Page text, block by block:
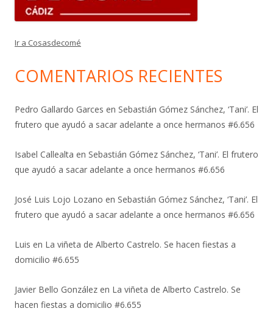
Ir a Cosasdecomé
COMENTARIOS RECIENTES
Pedro Gallardo Garces en Sebastián Gómez Sánchez, ‘Tani’. El
frutero que ayudó a sacar adelante a once hermanos #6.656
Isabel Callealta en Sebastián Gómez Sánchez, ‘Tani’. El frutero
que ayudó a sacar adelante a once hermanos #6.656
José Luis Lojo Lozano en Sebastián Gómez Sánchez, ‘Tani’. El
frutero que ayudó a sacar adelante a once hermanos #6.656
Luis en La viñeta de Alberto Castrelo. Se hacen fiestas a
domicilio #6.655
Javier Bello González en La viñeta de Alberto Castrelo. Se
hacen fiestas a domicilio #6.655